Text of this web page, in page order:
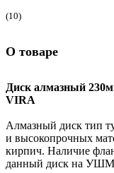
(10)
О товаре
Диск алмазный
VIRA
Алмазный диск тип
и высокопрочных
кирпич. Наличие
данный диск на УШМ